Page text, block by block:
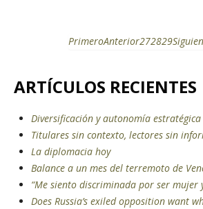
PrimeroAnterior272829
ARTÍCULOS RECIENTES
Diversificación y autonomía estratégica
Titulares sin contexto, lectores sin
La diplomacia hoy
Balance a un mes del terremoto de
“Me siento discriminada por ser mujer
Does Russia’s exiled opposition want